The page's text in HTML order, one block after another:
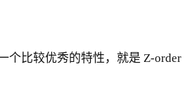
个比较优秀的特性，就是 Z-order